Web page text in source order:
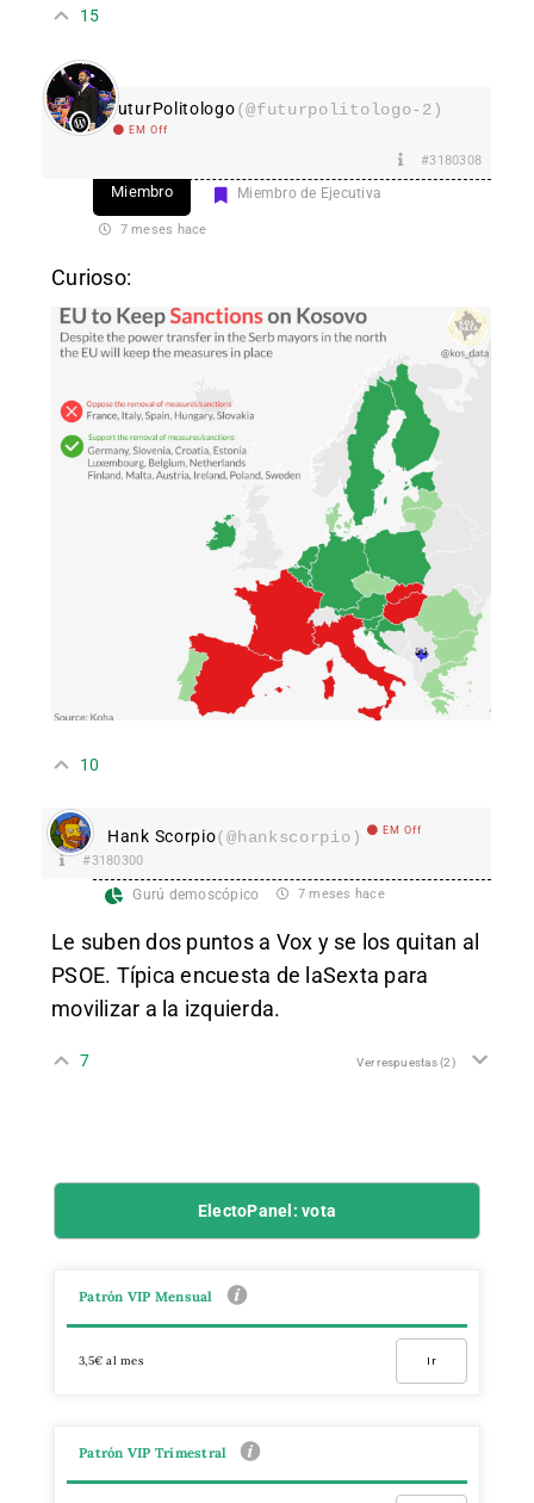
15
FuturPolitologo(@futurpolitologo-2)
EM Off
#3180308
Miembro Miembro de Ejecutiva
7 meses hace
Curioso:
10
Hank Scorpio(@hankscorpio) EM Off
#3180300
Gurú demoscópico 7 meses hace
Le suben dos puntos a Vox y se los quitan al
PSOE. Típica encuesta de laSexta para
movilizar a la izquierda.
7 Ver respuestas(2)
ElectoPanel: vota
Patrón VIP Mensual
3,5€ al mes Ir
Patrón VIP Trimestral